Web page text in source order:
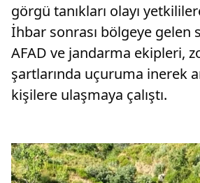
görgü tanıkları olayı
İhbar sonrası bölgeye gelen
AFAD ve jandarma ekipleri,
şartlarında uçuruma inerek
kişilere ulaşmaya çalıştı.